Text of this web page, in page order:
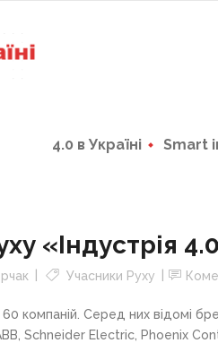
4.0 в Україні Smart
«Індустрія
Учасники Руху
компаній. Серед них відомі
Schneider Electric, Phoenix